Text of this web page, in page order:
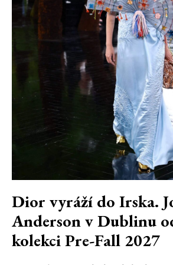
Dior vyráží do Irska.
Anderson v Dublinu
kolekci Pre-Fall 2027